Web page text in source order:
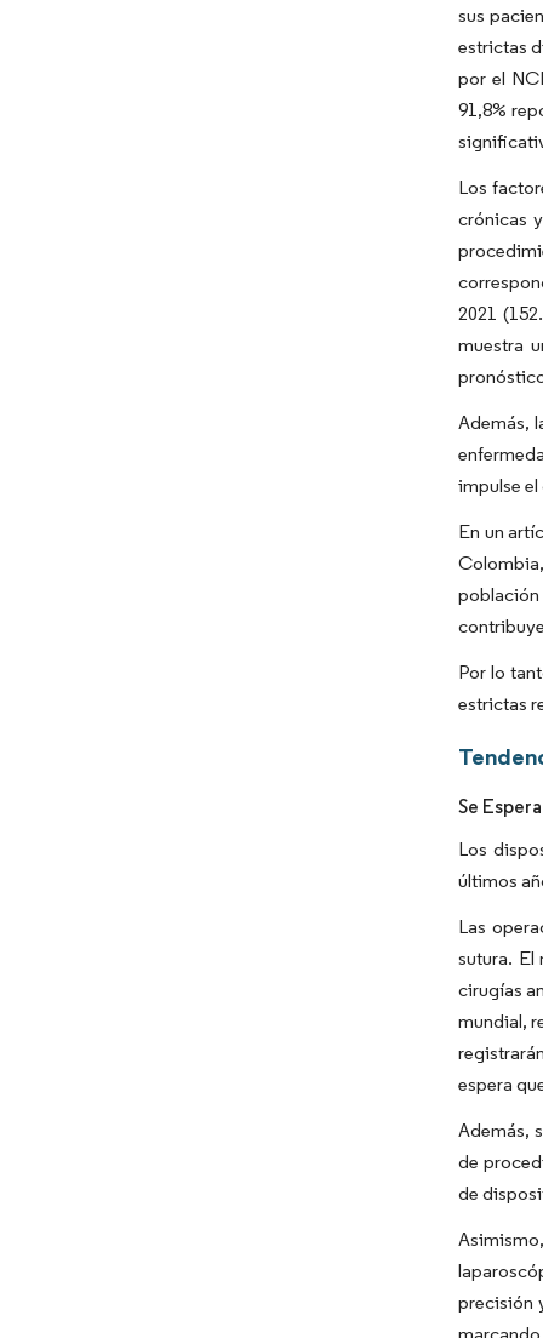
sus
estrictas
por el
91,8%
Los
crónicas
2021
muestra
Además,
impulse
En un
Por lo
estrictas
Se
Los
últimos
Las
sutura. El
cirugías
mundial,
espera
Además,
de
de
precisión